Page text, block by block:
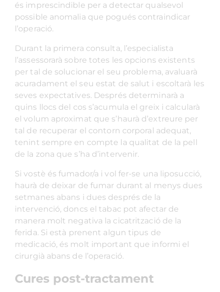
és imprescindible per a detectar qualsevol
possible anomalia que pogués contraindicar
l’operació.
Durant la primera consulta, l’especialista
l’assessorarà sobre totes les opcions existents
per tal de solucionar el seu problema, avaluarà
acuradament el seu estat de salut i escoltarà les
seves expectatives. Després determinarà a
quins llocs del cos s’acumula el greix i calcularà
el volum aproximat que s’haurà d’extreure per
tal de recuperar el contorn corporal adequat,
tenint sempre en compte la qualitat de la pell
de la zona que s’ha d’intervenir.
Si vostè és fumador/a i vol fer-se una liposucció,
haurà de deixar de fumar durant al menys dues
setmanes abans i dues després de la
intervenció, doncs el tabac pot afectar de
manera molt negativa la cicatrització de la
ferida. Si està prenent algun tipus de
medicació, és molt important que informi el
cirurgià abans de l’operació.
Cures post-tractament